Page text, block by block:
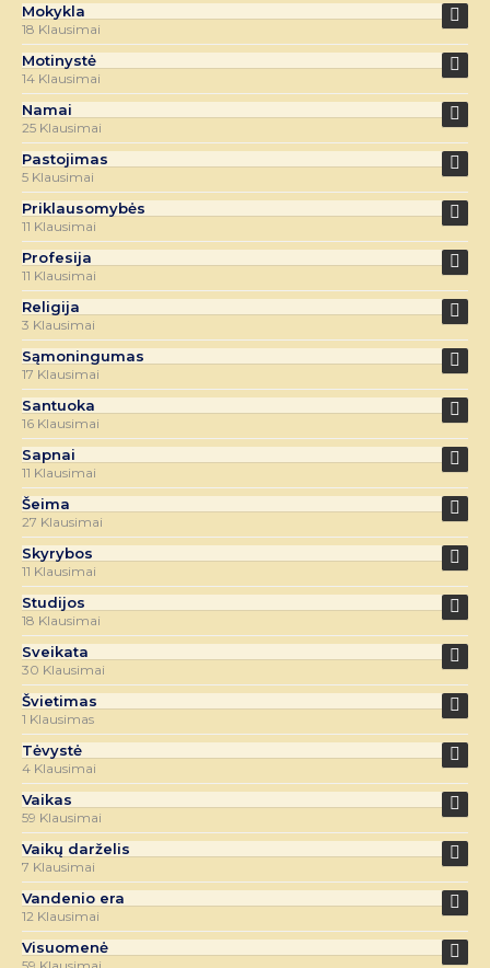
Mokykla
18 Klausimai
Motinystė
14 Klausimai
Namai
25 Klausimai
Pastojimas
5 Klausimai
Priklausomybės
11 Klausimai
Profesija
11 Klausimai
Religija
3 Klausimai
Sąmoningumas
17 Klausimai
Santuoka
16 Klausimai
Sapnai
11 Klausimai
Šeima
27 Klausimai
Skyrybos
11 Klausimai
Studijos
18 Klausimai
Sveikata
30 Klausimai
Švietimas
1 Klausimas
Tėvystė
4 Klausimai
Vaikas
59 Klausimai
Vaikų darželis
7 Klausimai
Vandenio era
12 Klausimai
Visuomenė